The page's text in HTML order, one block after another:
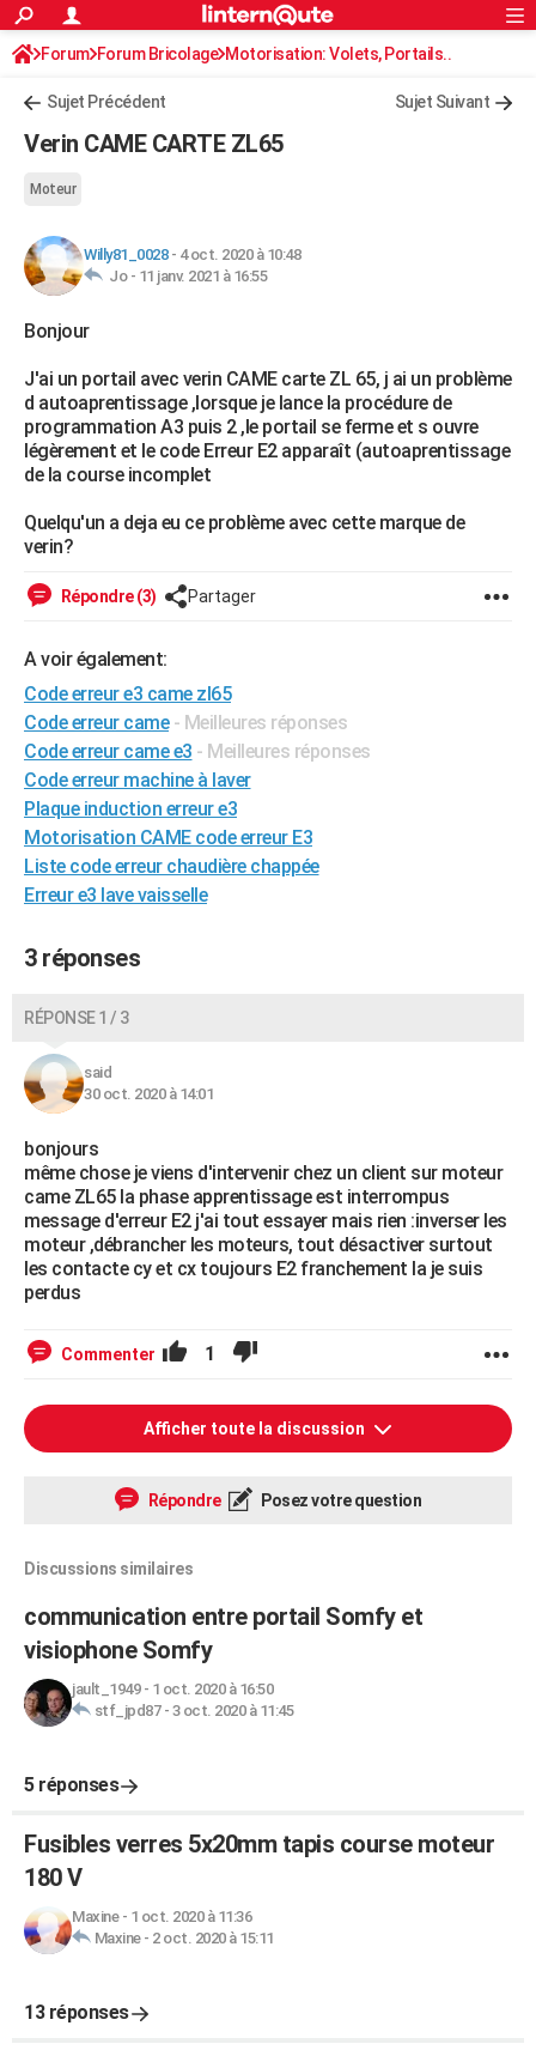
ACTUALITÉS
Politique
Société
Faits Divers
Education
Monde
Villes
+
Essais
Réserver un essai
Citadines
Berlines
SUV
Forum auto
+HIGH-TECH
BRICOLAGE
WEEK-END
Guides de France
Escapades
Patrimoine
Expositions
Musées
Week-end nature
+LIFESTYLE
Art de vivre
Bien-être
Loisirs
Mode
Modes de vie
SANTE
Alimentation
Guide de la santé
Maladies
Médicaments
Sommeil
VOYAGE
BONS PLANS
Carte de Noël
Carte Bonne année
Carte Saint-Valentin
Carte Pâques
Carte d'anniversaire
DICTIONNAIRE
Dictionnaire
Biographies
Citations
Expressions
Proverbes
PROGRAMME TV
COPAINS D'AVANT
S'inscrire
Se connecter
Lycées
Collèges
Primaires
Universités
Entreprises
Service militaire
Avis de recherche
AVIS DE DÉCÈS
FORUM
Rechercher
S'inscrire
Connexion
Forum Forum Bricolage Motorisation: Volets, Portails..
Sujet Précédent Sujet Suivant
Verin CAME CARTE ZL65
Moteur
Willy81_0028- 4 oct. 2020 à 10:48
Jo - 11 janv. 2021 à 16:55
Bonjour
J'ai un portail avec verin CAME carte ZL 65, j ai un problème
d autoaprentissage ,lorsque je lance la procédure de
programmation A3 puis 2 ,le portail se ferme et s ouvre
légèrement et le code Erreur E2 apparaît (autoaprentissage
de la course incomplet
Quelqu'un a deja eu ce problème avec cette marque de
verin?
Répondre (3) Partager
A voir également:
Code erreur e3 came zl65
Code erreur came - Meilleures réponses
Code erreur came e3 - Meilleures réponses
Code erreur machine à laver
Plaque induction erreur e3
Motorisation CAME code erreur E3
Liste code erreur chaudière chappée
Erreur e3 lave vaisselle
3 réponses
RÉPONSE 1 / 3
said
30 oct. 2020 à 14:01
bonjours
même chose je viens d'intervenir chez un client sur moteur
came ZL65 la phase apprentissage est interrompus
message d'erreur E2 j'ai tout essayer mais rien :inverser les
moteur ,débrancher les moteurs, tout désactiver surtout
les contacte cy et cx toujours E2 franchement la je suis
perdus
Commenter 1
Afficher toute la discussion
Répondre Posez votre question
Discussions similaires
communication entre portail Somfy et
visiophone Somfy
jault_1949- 1 oct. 2020 à 16:50
stf_jpd87- 3 oct. 2020 à 11:45
5 réponses
Fusibles verres 5x20mm tapis course moteur
180 V
Maxine- 1 oct. 2020 à 11:36
Maxine- 2 oct. 2020 à 15:11
13 réponses